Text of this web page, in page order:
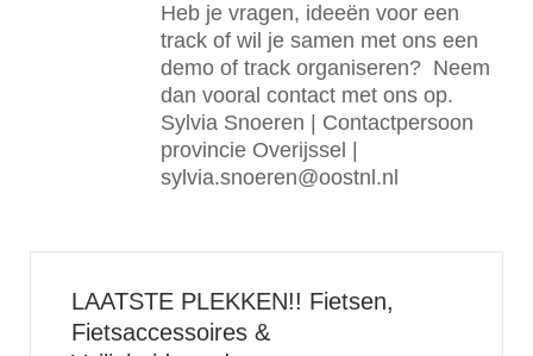
Heb je vragen, ideeën voor een
track of wil je samen met ons een
demo of track organiseren? Neem
dan vooral contact met ons op.
Sylvia Snoeren | Contactpersoon
provincie Overijssel |
sylvia.snoeren@oostnl.nl
LAATSTE PLEKKEN!! Fietsen,
Fietsaccessoires &